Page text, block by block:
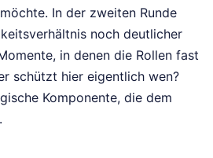
In der zweiten Runde
noch deutlicher
in denen die Rollen fast
schützt hier eigentlich wen?
Komponente, die dem